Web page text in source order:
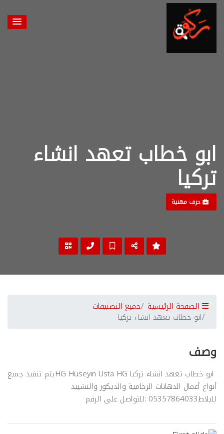
ابو خطاب تعهد انشاء
تركيا
حرف مهنية
الصفحة الرئيسية جميع التصنيفات
ابو خطاب تعهد انشاء تركيا
وصف
ابو خطاب تعهد انشاء تركيا HG Hüseyin Usta HGيتم تنفيذ جميع
أنواع أعمال الدهانات الرخامية والديكور والتشييد
للبلاط05357864033 :للتواصل على الرقم